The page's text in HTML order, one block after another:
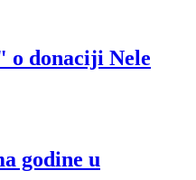
o donaciji Nele
godine u